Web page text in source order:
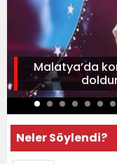
Malatya’da
Neler Söylendi?